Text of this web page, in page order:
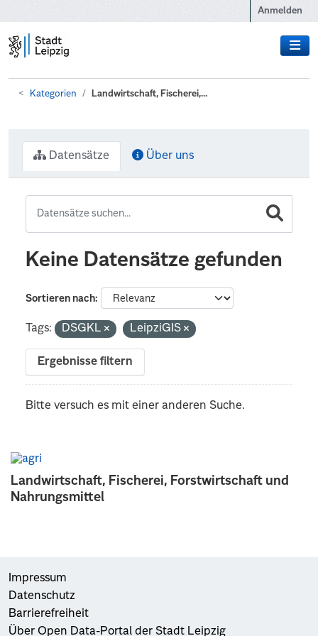
Anmelden
Kategorien Landwirtschaft, Fischerei,...
Landwirtschaft, Fischerei, Forstwirtschaft und
Nahrungsmittel
Datensätze Über uns
Keine Datensätze gefunden
Sortieren nach
Tags: DSGKL LeipziGIS
Ergebnisse filtern
Bitte versuch es mit einer anderen Suche.
Impressum
Datenschutz
Barrierefreiheit
Über Open Data-Portal der Stadt Leipzig